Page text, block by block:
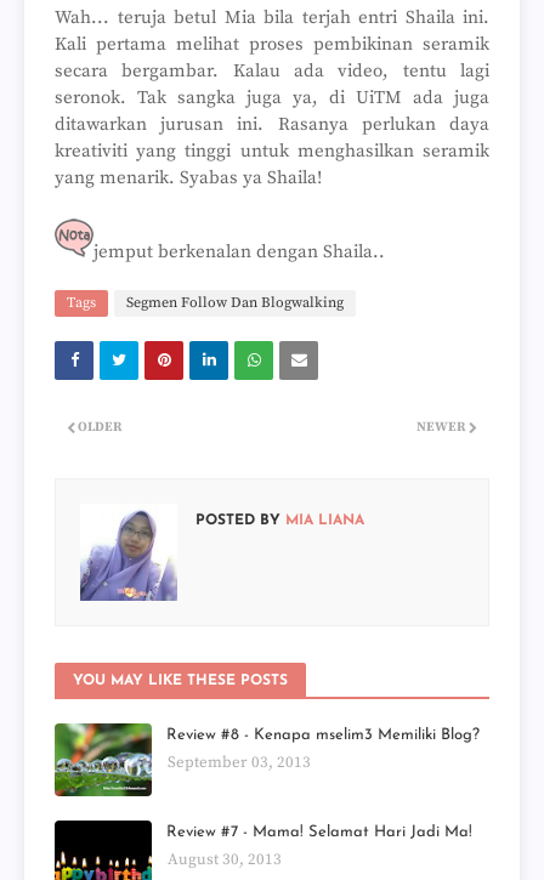
Wah... teruja betul Mia bila terjah entri Shaila ini.
Kali pertama melihat proses pembikinan seramik
secara bergambar. Kalau ada video, tentu lagi
seronok. Tak sangka juga ya, di UiTM ada juga
ditawarkan jurusan ini. Rasanya perlukan daya
kreativiti yang tinggi untuk menghasilkan seramik
yang menarik. Syabas ya Shaila!
jemput berkenalan dengan Shaila..
Tags Segmen Follow Dan Blogwalking
NEWER
OLDER
POSTED BY MIA LIANA
YOU MAY LIKE THESE POSTS
Review #8 - Kenapa mselim3 Memiliki Blog?
September 03, 2013
Review #7 - Mama! Selamat Hari Jadi Ma!
August 30, 2013